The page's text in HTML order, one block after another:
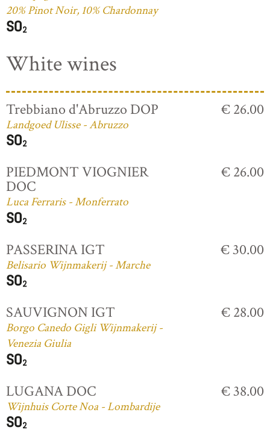
20% Pinot Noir, 10% Chardonnay
White wines
Trebbiano d'Abruzzo DOP
Landgoed Ulisse - Abruzzo
€ 26.00
PIEDMONT VIOGNIER
DOC
Luca Ferraris - Monferrato
€ 26.00
PASSERINA IGT
Belisario Wijnmakerij - Marche
€ 30.00
SAUVIGNON IGT
Borgo Canedo Gigli Wijnmakerij -
Venezia Giulia
€ 28.00
LUGANA DOC
Wijnhuis Corte Noa - Lombardije
€ 38.00